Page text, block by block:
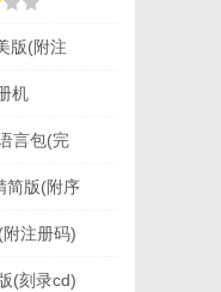
版(附注
免费版
机
号大全)
言包(完
免费版
简版(附序
注册码)
(刻录cd)